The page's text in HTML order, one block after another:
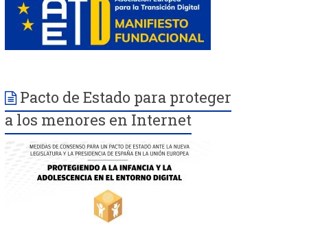
Pacto de Estado para proteger
a los menores en Internet